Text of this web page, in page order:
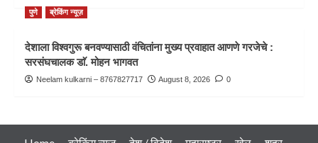
पुणे ब्रेकिंग न्यूज़
देशाला विश्वगुरू बनवण्यासाठी वंचितांना मुख्य प्रवाहात आणणे गरजेचे :
सरसंघचालक डाॅ. मोहन भागवत
Neelam kulkarni – 8767827717 August 8, 2026 0